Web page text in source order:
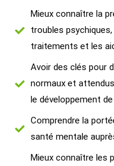
Mieux connaître la
troubles
traitements et les
Avoir des clés pour
normaux et
le développement
Comprendre la
santé mentale
Mieux connaître les